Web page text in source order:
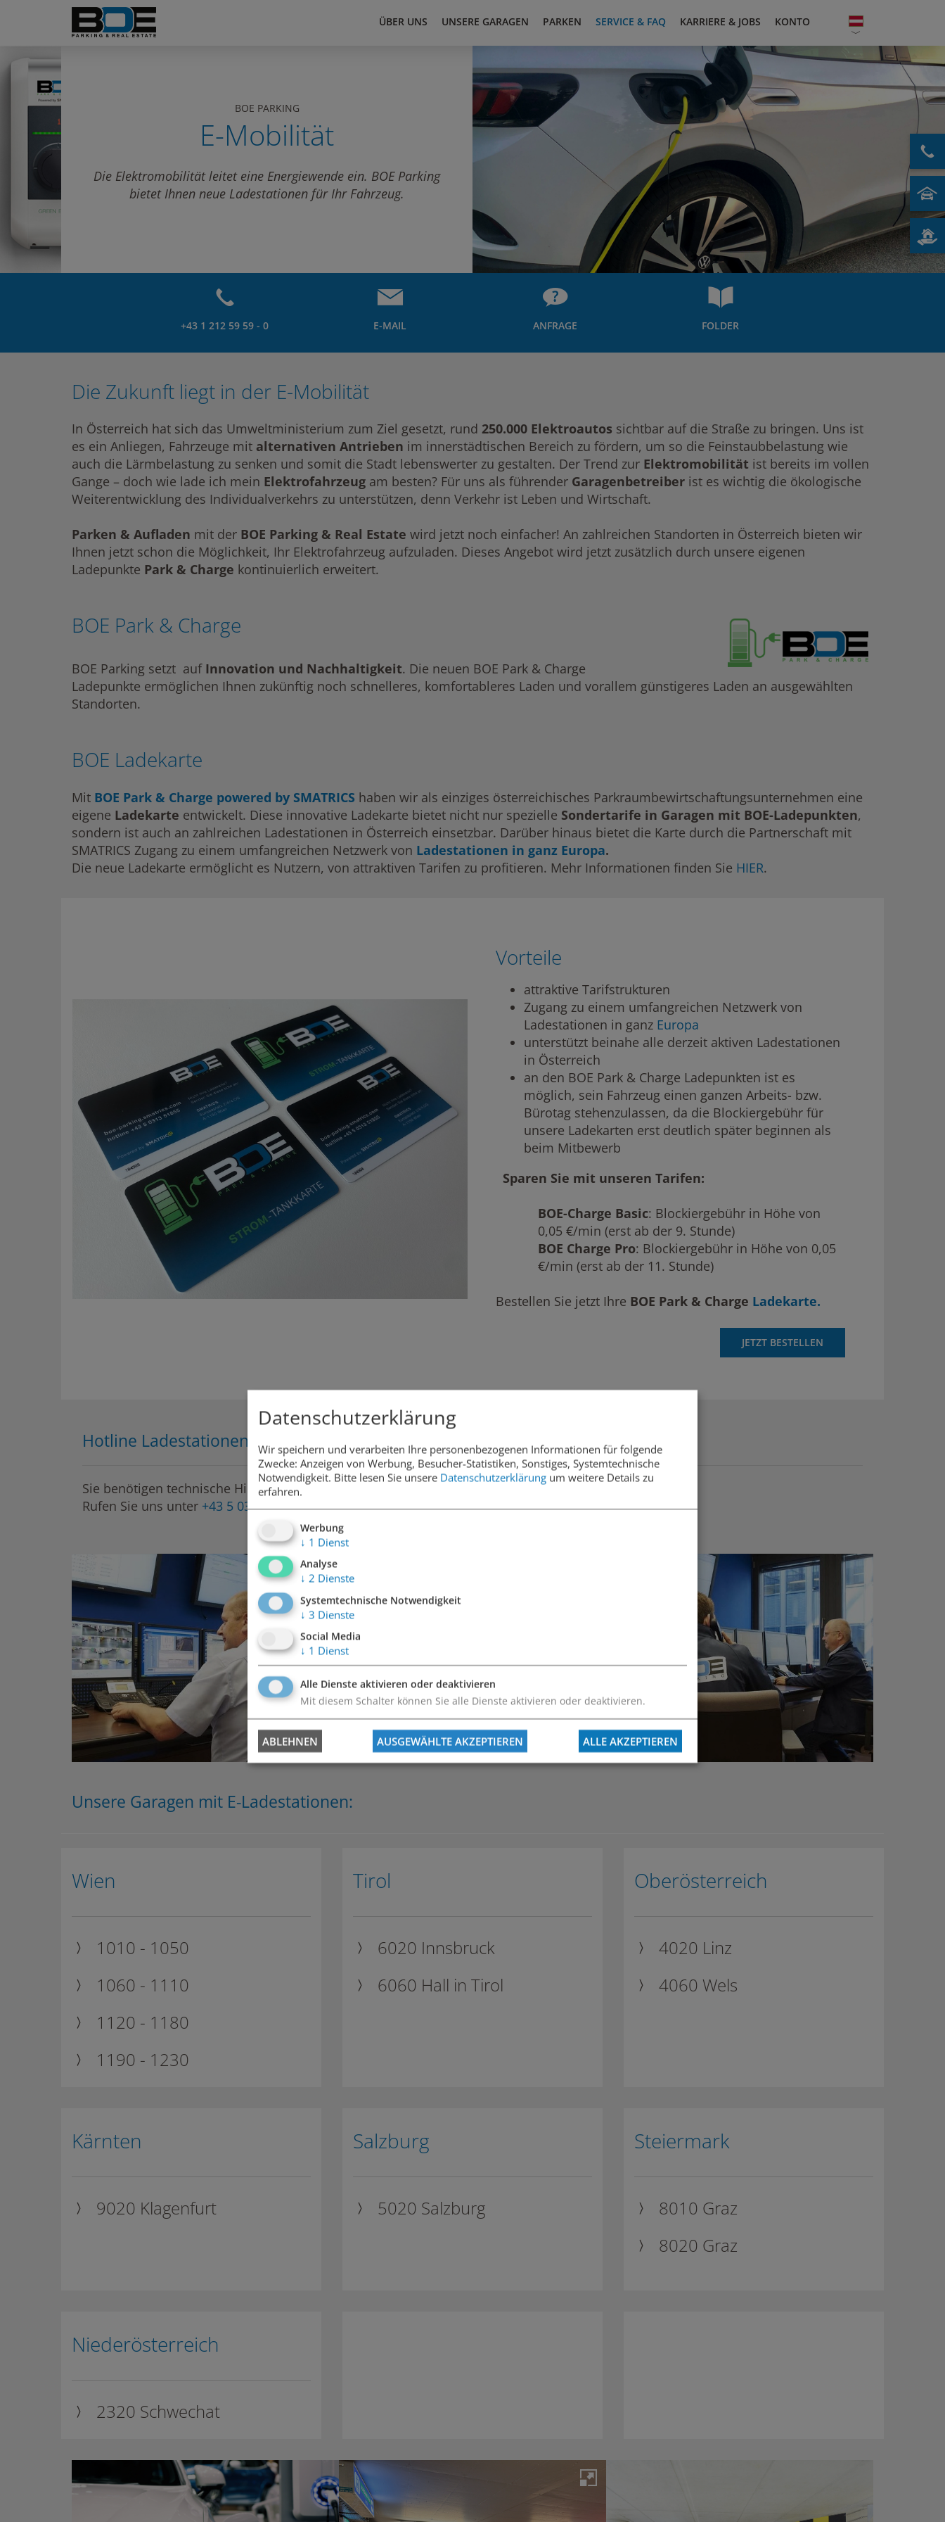
ÜBER UNS UNSERE GARAGEN PARKEN SERVICE & FAQ KARRIERE & JOBS KONTO
BOE PARKING
E-Mobilität
Die Elektromobilität leitet eine Energiewende ein. BOE Parking
bietet Ihnen neue Ladestationen für Ihr Fahrzeug.
+43 1 212 59 59 - 0 E-MAIL ANFRAGE FOLDER
Die Zukunft liegt in der E-Mobilität
In Österreich hat sich das Umweltministerium zum Ziel gesetzt, rund 250.000 Elektroautos sichtbar auf die Straße zu bringen. Uns ist
es ein Anliegen, Fahrzeuge mit alternativen Antrieben im innerstädtischen Bereich zu fördern, um so die Feinstaubbelastung wie
auch die Lärmbelastung zu senken und somit die Stadt lebenswerter zu gestalten. Der Trend zur Elektromobilität ist bereits im vollen
Gange – doch wie lade ich mein Elektrofahrzeug am besten? Für uns als führender Garagenbetreiber ist es wichtig die ökologische
Weiterentwicklung des Individualverkehrs zu unterstützen, denn Verkehr ist Leben und Wirtschaft.
Parken & Aufladen mit der BOE Parking & Real Estate wird jetzt noch einfacher! An zahlreichen Standorten in Österreich bieten wir
Ihnen jetzt schon die Möglichkeit, Ihr Elektrofahrzeug aufzuladen. Dieses Angebot wird jetzt zusätzlich durch unsere eigenen
Ladepunkte Park & Charge kontinuierlich erweitert.
BOE Park & Charge
BOE Parking setzt auf Innovation und Nachhaltigkeit. Die neuen BOE Park & Charge
Ladepunkte ermöglichen Ihnen zukünftig noch schnelleres, komfortableres Laden und vorallem günstigeres Laden an ausgewählten
Standorten.
BOE Ladekarte
Mit BOE Park & Charge powered by SMATRICS haben wir als einziges österreichisches Parkraumbewirtschaftungsunternehmen eine
eigene Ladekarte entwickelt. Diese innovative Ladekarte bietet nicht nur spezielle Sondertarife in Garagen mit BOE-Ladepunkten,
sondern ist auch an zahlreichen Ladestationen in Österreich einsetzbar. Darüber hinaus bietet die Karte durch die Partnerschaft mit
SMATRICS Zugang zu einem umfangreichen Netzwerk von Ladestationen in ganz Europa.
Die neue Ladekarte ermöglicht es Nutzern, von attraktiven Tarifen zu profitieren. Mehr Informationen finden Sie HIER.
Vorteile
attraktive Tarifstrukturen
Zugang zu einem umfangreichen Netzwerk von
Ladestationen in ganz Europa
unterstützt beinahe alle derzeit aktiven Ladestationen
in Österreich
an den BOE Park & Charge Ladepunkten ist es
möglich, sein Fahrzeug einen ganzen Arbeits- bzw.
Bürotag stehenzulassen, da die Blockiergebühr für
unsere Ladekarten erst deutlich später beginnen als
beim Mitbewerb
Sparen Sie mit unseren Tarifen:
BOE-Charge Basic: Blockiergebühr in Höhe von
0,05 €/min (erst ab der 9. Stunde)
BOE Charge Pro: Blockiergebühr in Höhe von 0,05
€/min (erst ab der 11. Stunde)
Bestellen Sie jetzt Ihre BOE Park & Charge Ladekarte.
JETZT BESTELLEN
Hotline Ladestationen
Sie benötigen technische Hilfe?
Rufen Sie uns unter +43 5 031 351 855an.
Unsere Garagen mit E-Ladestationen:
Wien
1010 - 1050
1060 - 1110
1120 - 1180
1190 - 1230
Tirol
6020 Innsbruck
6060 Hall in Tirol
Oberösterreich
4020 Linz
4060 Wels
Kärnten
9020 Klagenfurt
Salzburg
5020 Salzburg
Steiermark
8010 Graz
8020 Graz
Niederösterreich
2320 Schwechat
Datenschutzerklärung
Wir speichern und verarbeiten Ihre personenbezogenen Informationen für folgende
Zwecke: Anzeigen von Werbung, Besucher-Statistiken, Sonstiges, Systemtechnische
Notwendigkeit. Bitte lesen Sie unsere Datenschutzerklärung um weitere Details zu
erfahren.
Werbung
↓ 1 Dienst
Analyse
↓ 2 Dienste
Systemtechnische Notwendigkeit
↓ 3 Dienste
Social Media
↓ 1 Dienst
Alle Dienste aktivieren oder deaktivieren
Mit diesem Schalter können Sie alle Dienste aktivieren oder deaktivieren.
ABLEHNEN AUSGEWÄHLTE AKZEPTIEREN ALLE AKZEPTIEREN